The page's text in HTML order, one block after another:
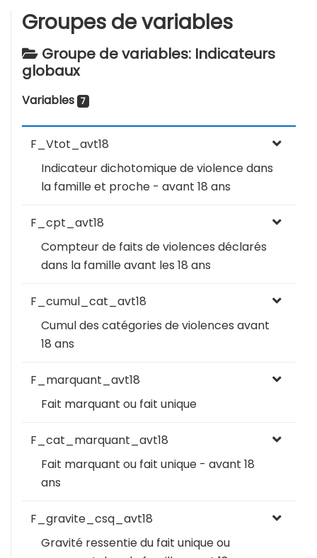
Groupes de variables
Groupe de variables: Indicateurs
globaux
Variables 7
F_Vtot_avt18
Indicateur dichotomique de violence dans
la famille et proche - avant 18 ans
F_cpt_avt18
Compteur de faits de violences déclarés
dans la famille avant les 18 ans
F_cumul_cat_avt18
Cumul des catégories de violences avant
18 ans
F_marquant_avt18
Fait marquant ou fait unique
F_cat_marquant_avt18
Fait marquant ou fait unique - avant 18
ans
F_gravite_csq_avt18
Gravité ressentie du fait unique ou